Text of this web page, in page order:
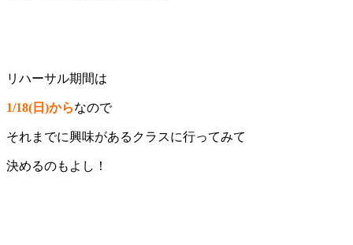
リハーサル期間は
1/18(日)からなので
それまでに興味があるクラスに行ってみて
決めるのもよし！